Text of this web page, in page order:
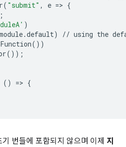
( "submit" , e => {
)
.default) // using the
())
());
() => {
번들에 포함되지 않으며 이제 지